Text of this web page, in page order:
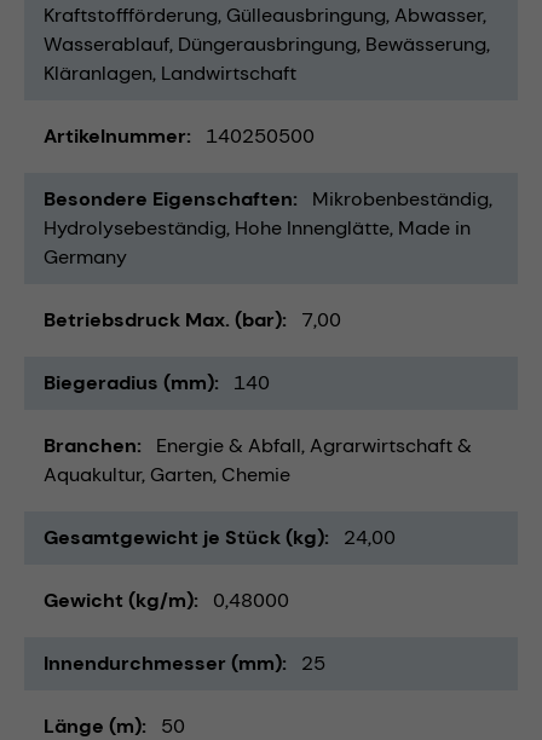
Kraftstoffförderung Gülleausbringung Abwasser
Wasserablauf Düngerausbringung Bewässerung
Kläranlagen Landwirtschaft
Artikelnummer 140250500
Besondere Eigenschaften
Mikrobenbeständig
Hydrolysebeständig Hohe Innenglätte Made in
Germany
Betriebsdruck Max. (bar) 7,00
Biegeradius (mm) 140
Branchen Energie & Abfall Agrarwirtschaft &
Aquakultur Garten Chemie
Gesamtgewicht je Stück (kg) 24,00
Gewicht (kg/m) 0,48000
Innendurchmesser (mm) 25
Länge (m) 50